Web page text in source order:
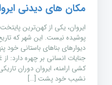
مکان های دیدنی
ایروان، یکی از کهن‌ترین
پوشیده نیست. این شهر که
دیوارهای بناهای باستانی خود
جنایات انسانی بر چهره دارد:
کشی ارامنه، ایروان دوران
نشیب خود پشت […]